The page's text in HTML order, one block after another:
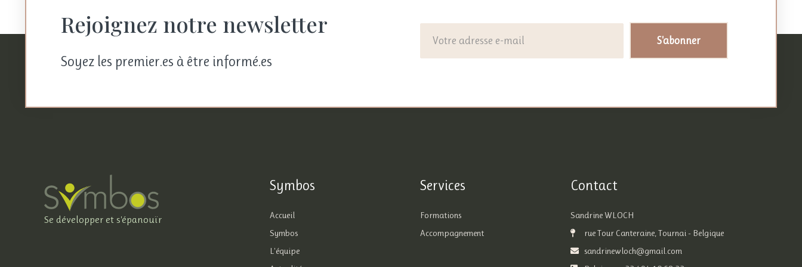
Rejoignez notre newsletter
Soyez les premier.es à être informé.es
S'abonner
Se développer et s'épanouïr
Symbos
Accueil
Symbos
L'équipe
Services
Formations
Accompagnement
Contact
Sandrine WLOCH
rue Tour Canteraine, Tournai - Belgique
sandrinewloch@gmail.com